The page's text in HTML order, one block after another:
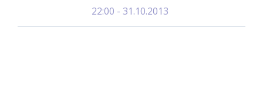
31.10.2013 - 22:00